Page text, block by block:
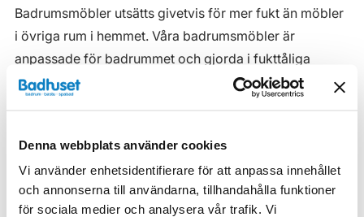
Denna webbplats använder cookies
Vi använder enhetsidentifierare för att anpassa innehållet
och annonserna till användarna, tillhandahålla funktioner
för sociala medier och analysera vår trafik. Vi
Badrumsmöbler utsätts givetvis för mer fukt än möbler
i övriga rum i hemmet. Våra badrumsmöbler är
anpassade för badrummet och gjorda i fukttåliga
material. Men även om våra badrumsmöbler är det, ska
möblerna placeras på ett sådant avstånd från
badkar/dusch att vatten inte kan skvätta direkt på